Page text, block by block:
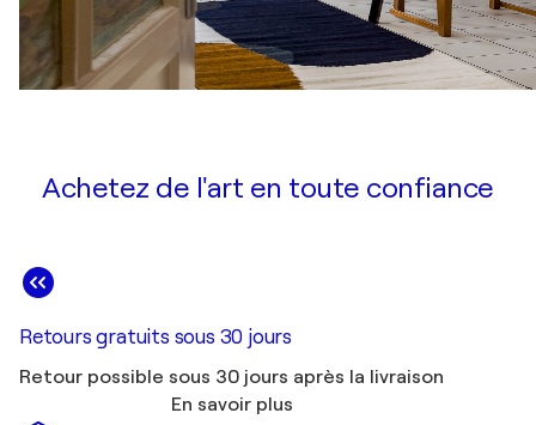
Achetez de l'art en toute confiance
Retours gratuits sous 30 jours
Retour possible sous 30 jours après la livraison
En savoir plus